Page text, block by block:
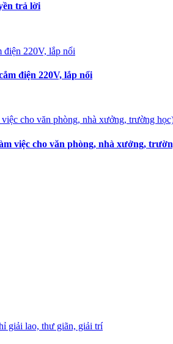
trả lời
điện 220V, lắp nổi
việc cho văn phòng, nhà xưởng,